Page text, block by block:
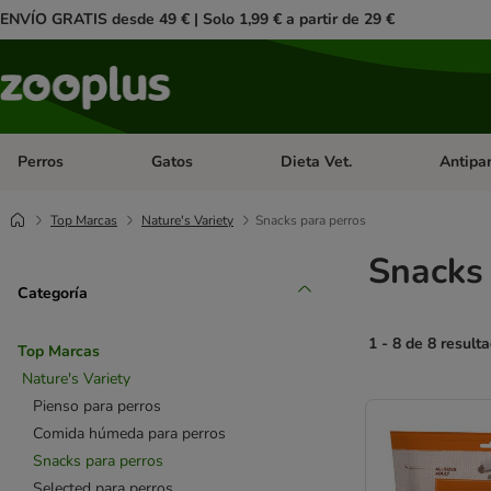
ENVÍO GRATIS desde 49 € | Solo 1,99 € a partir de 29 €
Perros Menú de categoria abierto: Perros
Gatos Menú de categoria abierto: Gatos
Dieta Vet. Menú
Top Marcas Nature's Variety Snacks para perros
Categoría
Top Marcas
Nature's Variety
Pienso para perros
Comida húmeda para perros
Snacks para perros
1 - 8 de 8